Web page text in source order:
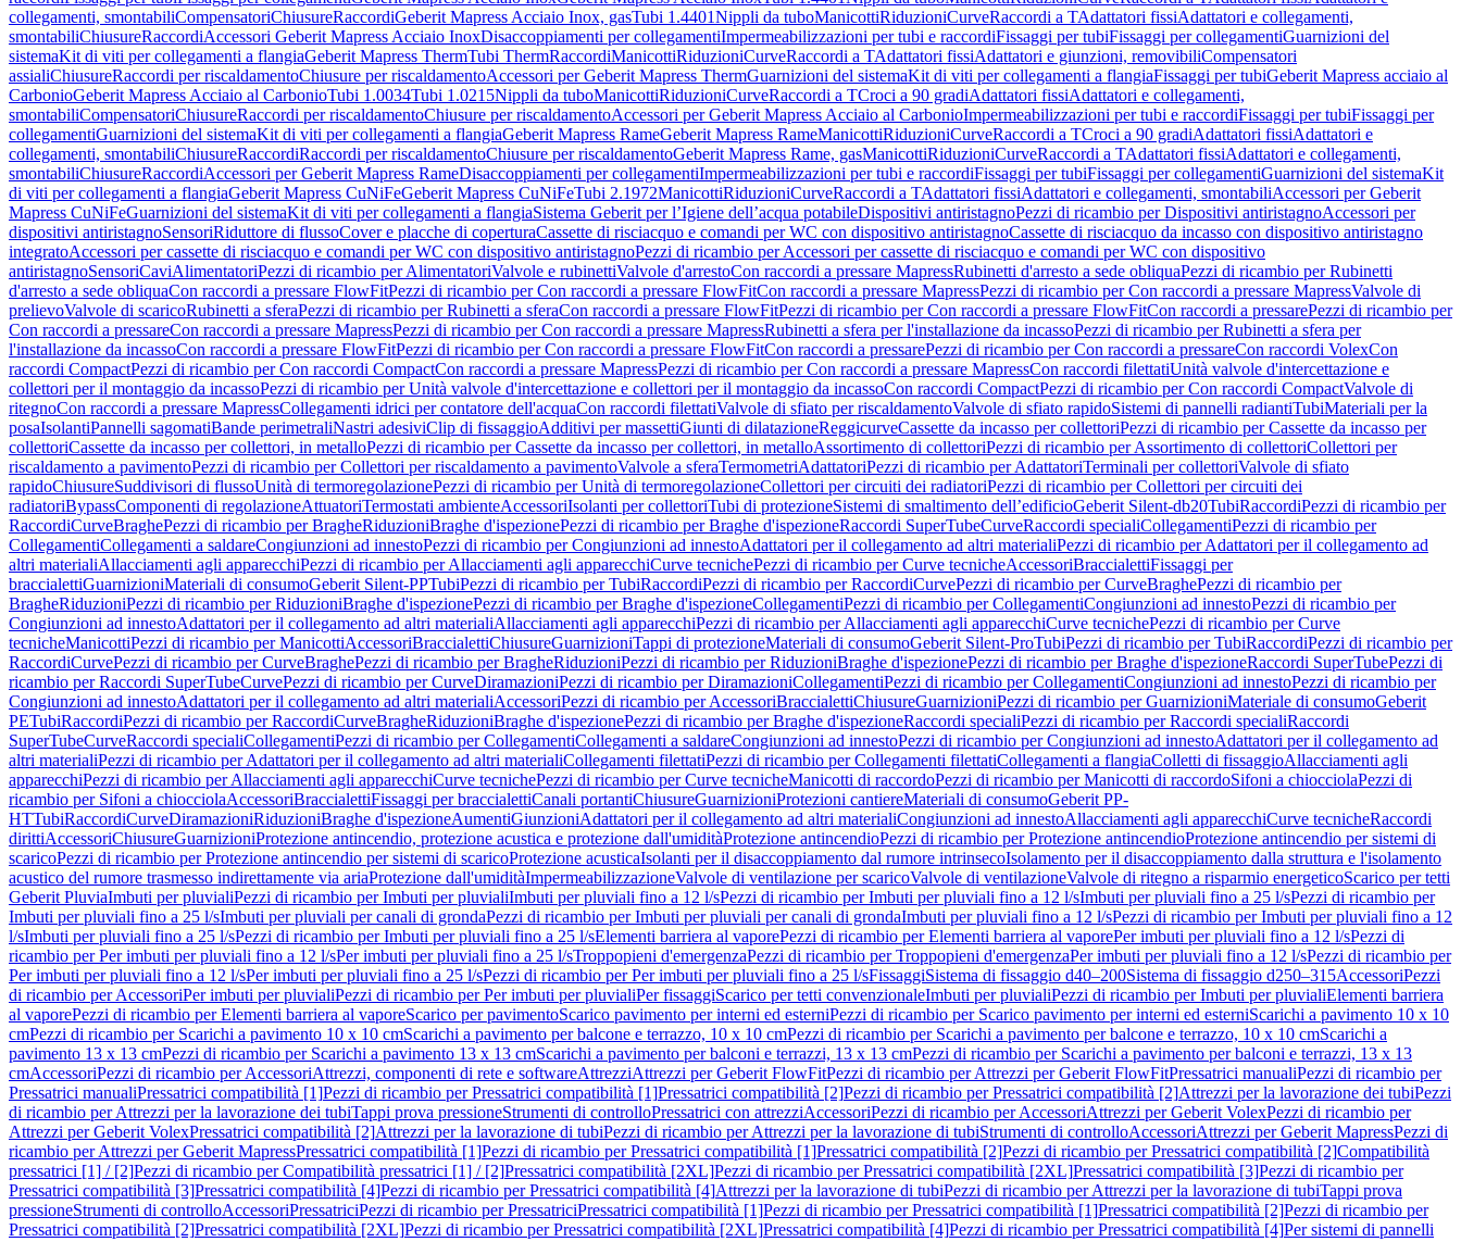
collegamenti, smontabiliCompensatoriChiusureRaccordiGeberit Mapress Acciaio Inox, gasTubi 1.4401Nippli da tuboManicottiRiduzioniCurveRaccordi a TAdattatori fissiAdattatori e collegamenti,
smontabiliChiusureRaccordiAccessori Geberit Mapress Acciaio InoxDisaccoppiamenti per collegamentiImpermeabilizzazioni per tubi e raccordiFissaggi per tubiFissaggi per collegamentiGuarnizioni del
sistemaKit di viti per collegamenti a flangiaGeberit Mapress ThermTubi ThermRaccordiManicottiRiduzioniCurveRaccordi a TAdattatori fissiAdattatori e giunzioni, removibiliCompensatori
assialiChiusureRaccordi per riscaldamentoChiusure per riscaldamentoAccessori per Geberit Mapress ThermGuarnizioni del sistemaKit di viti per collegamenti a flangiaFissaggi per tubiGeberit Mapress acciaio al
CarbonioGeberit Mapress Acciaio al CarbonioTubi 1.0034Tubi 1.0215Nippli da tuboManicottiRiduzioniCurveRaccordi a TCroci a 90 gradiAdattatori fissiAdattatori e collegamenti,
smontabiliCompensatoriChiusureRaccordi per riscaldamentoChiusure per riscaldamentoAccessori per Geberit Mapress Acciaio al CarbonioImpermeabilizzazioni per tubi e raccordiFissaggi per tubiFissaggi per
collegamentiGuarnizioni del sistemaKit di viti per collegamenti a flangiaGeberit Mapress RameGeberit Mapress RameManicottiRiduzioniCurveRaccordi a TCroci a 90 gradiAdattatori fissiAdattatori e
collegamenti, smontabiliChiusureRaccordiRaccordi per riscaldamentoChiusure per riscaldamentoGeberit Mapress Rame, gasManicottiRiduzioniCurveRaccordi a TAdattatori fissiAdattatori e collegamenti,
smontabiliChiusureRaccordiAccessori per Geberit Mapress RameDisaccoppiamenti per collegamentiImpermeabilizzazioni per tubi e raccordiFissaggi per tubiFissaggi per collegamentiGuarnizioni del sistemaKit
di viti per collegamenti a flangiaGeberit Mapress CuNiFeGeberit Mapress CuNiFeTubi 2.1972ManicottiRiduzioniCurveRaccordi a TAdattatori fissiAdattatori e collegamenti, smontabiliAccessori per Geberit
Mapress CuNiFeGuarnizioni del sistemaKit di viti per collegamenti a flangiaSistema Geberit per l’Igiene dell’acqua potabileDispositivi antiristagnoPezzi di ricambio per Dispositivi antiristagnoAccessori per
dispositivi antiristagnoSensoriRiduttore di flussoCover e placche di coperturaCassette di risciacquo e comandi per WC con dispositivo antiristagnoCassette di risciacquo da incasso con dispositivo antiristagno
integratoAccessori per cassette di risciacquo e comandi per WC con dispositivo antiristagnoPezzi di ricambio per Accessori per cassette di risciacquo e comandi per WC con dispositivo
antiristagnoSensoriCaviAlimentatoriPezzi di ricambio per AlimentatoriValvole e rubinettiValvole d'arrestoCon raccordi a pressare MapressRubinetti d'arresto a sede obliquaPezzi di ricambio per Rubinetti
d'arresto a sede obliquaCon raccordi a pressare FlowFitPezzi di ricambio per Con raccordi a pressare FlowFitCon raccordi a pressare MapressPezzi di ricambio per Con raccordi a pressare MapressValvole di
prelievoValvole di scaricoRubinetti a sferaPezzi di ricambio per Rubinetti a sferaCon raccordi a pressare FlowFitPezzi di ricambio per Con raccordi a pressare FlowFitCon raccordi a pressarePezzi di ricambio per
Con raccordi a pressareCon raccordi a pressare MapressPezzi di ricambio per Con raccordi a pressare MapressRubinetti a sfera per l'installazione da incassoPezzi di ricambio per Rubinetti a sfera per
l'installazione da incassoCon raccordi a pressare FlowFitPezzi di ricambio per Con raccordi a pressare FlowFitCon raccordi a pressarePezzi di ricambio per Con raccordi a pressareCon raccordi VolexCon
raccordi CompactPezzi di ricambio per Con raccordi CompactCon raccordi a pressare MapressPezzi di ricambio per Con raccordi a pressare MapressCon raccordi filettatiUnità valvole d'intercettazione e
collettori per il montaggio da incassoPezzi di ricambio per Unità valvole d'intercettazione e collettori per il montaggio da incassoCon raccordi CompactPezzi di ricambio per Con raccordi CompactValvole di
ritegnoCon raccordi a pressare MapressCollegamenti idrici per contatore dell'acquaCon raccordi filettatiValvole di sfiato per riscaldamentoValvole di sfiato rapidoSistemi di pannelli radiantiTubiMateriali per la
posaIsolantiPannelli sagomatiBande perimetraliNastri adesiviClip di fissaggioAdditivi per massettiGiunti di dilatazioneReggicurveCassette da incasso per collettoriPezzi di ricambio per Cassette da incasso per
collettoriCassette da incasso per collettori, in metalloPezzi di ricambio per Cassette da incasso per collettori, in metalloAssortimento di collettoriPezzi di ricambio per Assortimento di collettoriCollettori per
riscaldamento a pavimentoPezzi di ricambio per Collettori per riscaldamento a pavimentoValvole a sferaTermometriAdattatoriPezzi di ricambio per AdattatoriTerminali per collettoriValvole di sfiato
rapidoChiusureSuddivisori di flussoUnità di termoregolazionePezzi di ricambio per Unità di termoregolazioneCollettori per circuiti dei radiatoriPezzi di ricambio per Collettori per circuiti dei
radiatoriBypassComponenti di regolazioneAttuatoriTermostati ambienteAccessoriIsolanti per collettoriTubi di protezioneSistemi di smaltimento dell’edificioGeberit Silent-db20TubiRaccordiPezzi di ricambio per
RaccordiCurveBraghePezzi di ricambio per BragheRiduzioniBraghe d'ispezionePezzi di ricambio per Braghe d'ispezioneRaccordi SuperTubeCurveRaccordi specialiCollegamentiPezzi di ricambio per
CollegamentiCollegamenti a saldareCongiunzioni ad innestoPezzi di ricambio per Congiunzioni ad innestoAdattatori per il collegamento ad altri materialiPezzi di ricambio per Adattatori per il collegamento ad
altri materialiAllacciamenti agli apparecchiPezzi di ricambio per Allacciamenti agli apparecchiCurve tecnichePezzi di ricambio per Curve tecnicheAccessoriBraccialettiFissaggi per
braccialettiGuarnizioniMateriali di consumoGeberit Silent-PPTubiPezzi di ricambio per TubiRaccordiPezzi di ricambio per RaccordiCurvePezzi di ricambio per CurveBraghePezzi di ricambio per
BragheRiduzioniPezzi di ricambio per RiduzioniBraghe d'ispezionePezzi di ricambio per Braghe d'ispezioneCollegamentiPezzi di ricambio per CollegamentiCongiunzioni ad innestoPezzi di ricambio per
Congiunzioni ad innestoAdattatori per il collegamento ad altri materialiAllacciamenti agli apparecchiPezzi di ricambio per Allacciamenti agli apparecchiCurve tecnichePezzi di ricambio per Curve
tecnicheManicottiPezzi di ricambio per ManicottiAccessoriBraccialettiChiusureGuarnizioniTappi di protezioneMateriali di consumoGeberit Silent-ProTubiPezzi di ricambio per TubiRaccordiPezzi di ricambio per
RaccordiCurvePezzi di ricambio per CurveBraghePezzi di ricambio per BragheRiduzioniPezzi di ricambio per RiduzioniBraghe d'ispezionePezzi di ricambio per Braghe d'ispezioneRaccordi SuperTubePezzi di
ricambio per Raccordi SuperTubeCurvePezzi di ricambio per CurveDiramazioniPezzi di ricambio per DiramazioniCollegamentiPezzi di ricambio per CollegamentiCongiunzioni ad innestoPezzi di ricambio per
Congiunzioni ad innestoAdattatori per il collegamento ad altri materialiAccessoriPezzi di ricambio per AccessoriBraccialettiChiusureGuarnizioniPezzi di ricambio per GuarnizioniMateriale di consumoGeberit
PETubiRaccordiPezzi di ricambio per RaccordiCurveBragheRiduzioniBraghe d'ispezionePezzi di ricambio per Braghe d'ispezioneRaccordi specialiPezzi di ricambio per Raccordi specialiRaccordi
SuperTubeCurveRaccordi specialiCollegamentiPezzi di ricambio per CollegamentiCollegamenti a saldareCongiunzioni ad innestoPezzi di ricambio per Congiunzioni ad innestoAdattatori per il collegamento ad
altri materialiPezzi di ricambio per Adattatori per il collegamento ad altri materialiCollegamenti filettatiPezzi di ricambio per Collegamenti filettatiCollegamenti a flangiaColletti di fissaggioAllacciamenti agli
apparecchiPezzi di ricambio per Allacciamenti agli apparecchiCurve tecnichePezzi di ricambio per Curve tecnicheManicotti di raccordoPezzi di ricambio per Manicotti di raccordoSifoni a chiocciolaPezzi di
ricambio per Sifoni a chiocciolaAccessoriBraccialettiFissaggi per braccialettiCanali portantiChiusureGuarnizioniProtezioni cantiereMateriali di consumoGeberit PP-
HTTubiRaccordiCurveDiramazioniRiduzioniBraghe d'ispezioneAumentiGiunzioniAdattatori per il collegamento ad altri materialiCongiunzioni ad innestoAllacciamenti agli apparecchiCurve tecnicheRaccordi
dirittiAccessoriChiusureGuarnizioniProtezione antincendio, protezione acustica e protezione dall'umiditàProtezione antincendioPezzi di ricambio per Protezione antincendioProtezione antincendio per sistemi di
scaricoPezzi di ricambio per Protezione antincendio per sistemi di scaricoProtezione acusticaIsolanti per il disaccoppiamento dal rumore intrinsecoIsolamento per il disaccoppiamento dalla struttura e l'isolamento
acustico del rumore trasmesso indirettamente via ariaProtezione dall'umiditàImpermeabilizzazioneValvole di ventilazione per scaricoValvole di ventilazioneValvole di ritegno a risparmio energeticoScarico per tetti
Geberit PluviaImbuti per pluvialiPezzi di ricambio per Imbuti per pluvialiImbuti per pluviali fino a 12 l/sPezzi di ricambio per Imbuti per pluviali fino a 12 l/sImbuti per pluviali fino a 25 l/sPezzi di ricambio per
Imbuti per pluviali fino a 25 l/sImbuti per pluviali per canali di grondaPezzi di ricambio per Imbuti per pluviali per canali di grondaImbuti per pluviali fino a 12 l/sPezzi di ricambio per Imbuti per pluviali fino a 12
l/sImbuti per pluviali fino a 25 l/sPezzi di ricambio per Imbuti per pluviali fino a 25 l/sElementi barriera al vaporePezzi di ricambio per Elementi barriera al vaporePer imbuti per pluviali fino a 12 l/sPezzi di
ricambio per Per imbuti per pluviali fino a 12 l/sPer imbuti per pluviali fino a 25 l/sTroppopieni d'emergenzaPezzi di ricambio per Troppopieni d'emergenzaPer imbuti per pluviali fino a 12 l/sPezzi di ricambio per
Per imbuti per pluviali fino a 12 l/sPer imbuti per pluviali fino a 25 l/sPezzi di ricambio per Per imbuti per pluviali fino a 25 l/sFissaggiSistema di fissaggio d40–200Sistema di fissaggio d250–315AccessoriPezzi
di ricambio per AccessoriPer imbuti per pluvialiPezzi di ricambio per Per imbuti per pluvialiPer fissaggiScarico per tetti convenzionaleImbuti per pluvialiPezzi di ricambio per Imbuti per pluvialiElementi barriera
al vaporePezzi di ricambio per Elementi barriera al vaporeScarico per pavimentoScarico pavimento per interni ed esterniPezzi di ricambio per Scarico pavimento per interni ed esterniScarichi a pavimento 10 x 10
cmPezzi di ricambio per Scarichi a pavimento 10 x 10 cmScarichi a pavimento per balcone e terrazzo, 10 x 10 cmPezzi di ricambio per Scarichi a pavimento per balcone e terrazzo, 10 x 10 cmScarichi a
pavimento 13 x 13 cmPezzi di ricambio per Scarichi a pavimento 13 x 13 cmScarichi a pavimento per balconi e terrazzi, 13 x 13 cmPezzi di ricambio per Scarichi a pavimento per balconi e terrazzi, 13 x 13
cmAccessoriPezzi di ricambio per AccessoriAttrezzi, componenti di rete e softwareAttrezziAttrezzi per Geberit FlowFitPezzi di ricambio per Attrezzi per Geberit FlowFitPressatrici manualiPezzi di ricambio per
Pressatrici manualiPressatrici compatibilità [1]Pezzi di ricambio per Pressatrici compatibilità [1]Pressatrici compatibilità [2]Pezzi di ricambio per Pressatrici compatibilità [2]Attrezzi per la lavorazione dei tubiPezzi
di ricambio per Attrezzi per la lavorazione dei tubiTappi prova pressioneStrumenti di controlloPressatrici con attrezziAccessoriPezzi di ricambio per AccessoriAttrezzi per Geberit VolexPezzi di ricambio per
Attrezzi per Geberit VolexPressatrici compatibilità [2]Attrezzi per la lavorazione di tubiPezzi di ricambio per Attrezzi per la lavorazione di tubiStrumenti di controlloAccessoriAttrezzi per Geberit MapressPezzi di
ricambio per Attrezzi per Geberit MapressPressatrici compatibilità [1]Pezzi di ricambio per Pressatrici compatibilità [1]Pressatrici compatibilità [2]Pezzi di ricambio per Pressatrici compatibilità [2]Compatibilità
pressatrici [1] / [2]Pezzi di ricambio per Compatibilità pressatrici [1] / [2]Pressatrici compatibilità [2XL]Pezzi di ricambio per Pressatrici compatibilità [2XL]Pressatrici compatibilità [3]Pezzi di ricambio per
Pressatrici compatibilità [3]Pressatrici compatibilità [4]Pezzi di ricambio per Pressatrici compatibilità [4]Attrezzi per la lavorazione di tubiPezzi di ricambio per Attrezzi per la lavorazione di tubiTappi prova
pressioneStrumenti di controlloAccessoriPressatriciPezzi di ricambio per PressatriciPressatrici compatibilità [1]Pezzi di ricambio per Pressatrici compatibilità [1]Pressatrici compatibilità [2]Pezzi di ricambio per
Pressatrici compatibilità [2]Pressatrici compatibilità [2XL]Pezzi di ricambio per Pressatrici compatibilità [2XL]Pressatrici compatibilità [4]Pezzi di ricambio per Pressatrici compatibilità [4]Per sistemi di pannelli